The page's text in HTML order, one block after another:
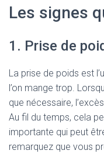
Les signes
1. Prise de
La prise de poids est
l’on mange trop.
que nécessaire,
Au fil du temps, cela
importante qui peut
remarquez que vous